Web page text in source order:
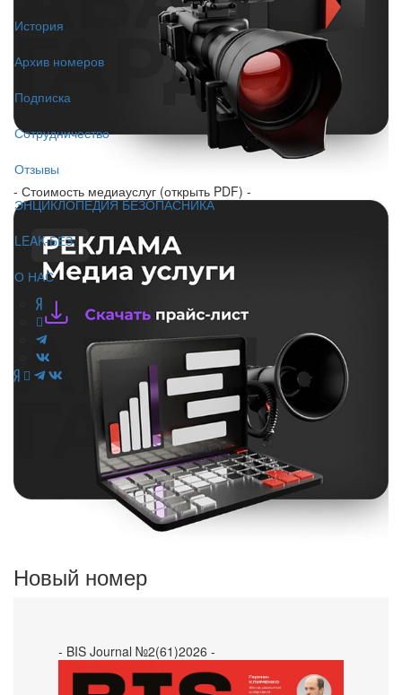
История
Архив номеров
Подписка
Сотрудничество
Отзывы
ЭНЦИКЛОПЕДИЯ БЕЗОПАСНИКА
LEAK-БЕЗ
О НАС
- Стоимость медиауслуг (открыть PDF) -
Новый номер
- BIS Journal №2(61)2026 -